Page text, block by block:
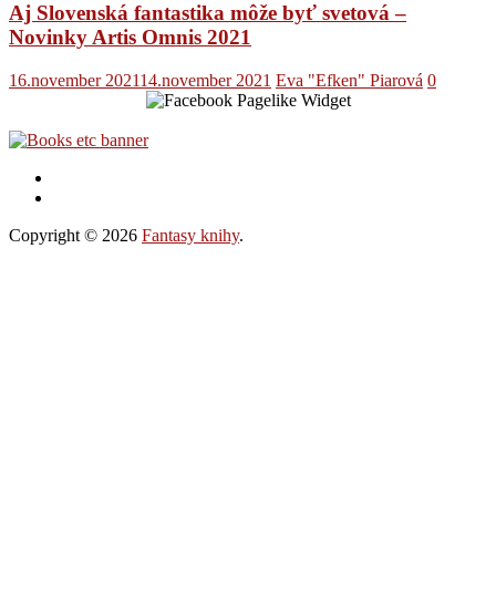
Aj Slovenská fantastika môže byť svetová –
Novinky Artis Omnis 2021
16.november 202114.november 2021 Eva "Efken" Piarová 0
Copyright © 2026 Fantasy knihy.